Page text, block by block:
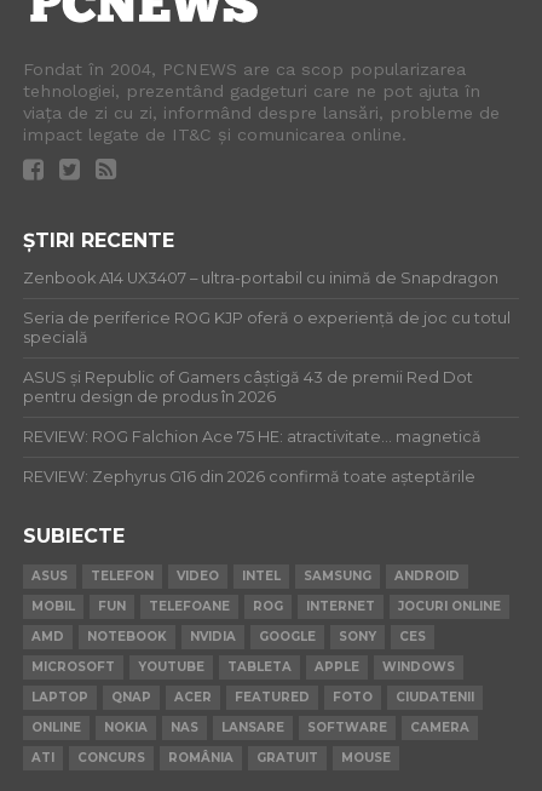
Fondat în 2004, PCNEWS are ca scop popularizarea
tehnologiei, prezentând gadgeturi care ne pot ajuta în
viața de zi cu zi, informând despre lansări, probleme de
impact legate de IT&C și comunicarea online.
ȘTIRI RECENTE
Zenbook A14 UX3407 – ultra-portabil cu inimă de Snapdragon
Seria de periferice ROG KJP oferă o experiență de joc cu totul
specială
ASUS și Republic of Gamers câștigă 43 de premii Red Dot
pentru design de produs în 2026
REVIEW: ROG Falchion Ace 75 HE: atractivitate… magnetică
REVIEW: Zephyrus G16 din 2026 confirmă toate așteptările
SUBIECTE
ASUS TELEFON VIDEO INTEL SAMSUNG
ANDROID
MOBIL
FUN TELEFOANE ROG INTERNET
JOCURI ONLINE
AMD
NOTEBOOK NVIDIA GOOGLE SONY
CES
MICROSOFT
YOUTUBE TABLETA APPLE
WINDOWS
LAPTOP
QNAP ACER FEATURED FOTO
CIUDATENII
ONLINE
NOKIA NAS LANSARE SOFTWARE
CAMERA
ATI
CONCURS ROMÂNIA GRATUIT MOUSE